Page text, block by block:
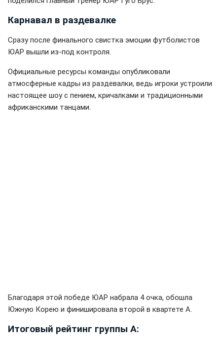
Карнавал в раздевалке
Сразу после финального свистка эмоции футболистов
ЮАР вышли из-под контроля.
Официальные ресурсы команды опубликовали
атмосферные кадры из раздевалки, ведь игроки устроили
настоящее шоу с пением, кричалками и традиционными
африканскими танцами.
Благодаря этой победе ЮАР набрала 4 очка, обошла
Южную Корею и финишировала второй в квартете А.
Итоговый рейтинг группы А: